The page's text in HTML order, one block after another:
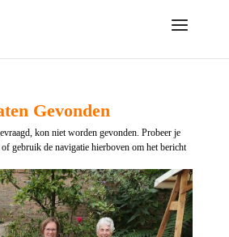
Gevonden
kon niet worden gevonden. Probeer je
gebruik de navigatie hierboven om het bericht